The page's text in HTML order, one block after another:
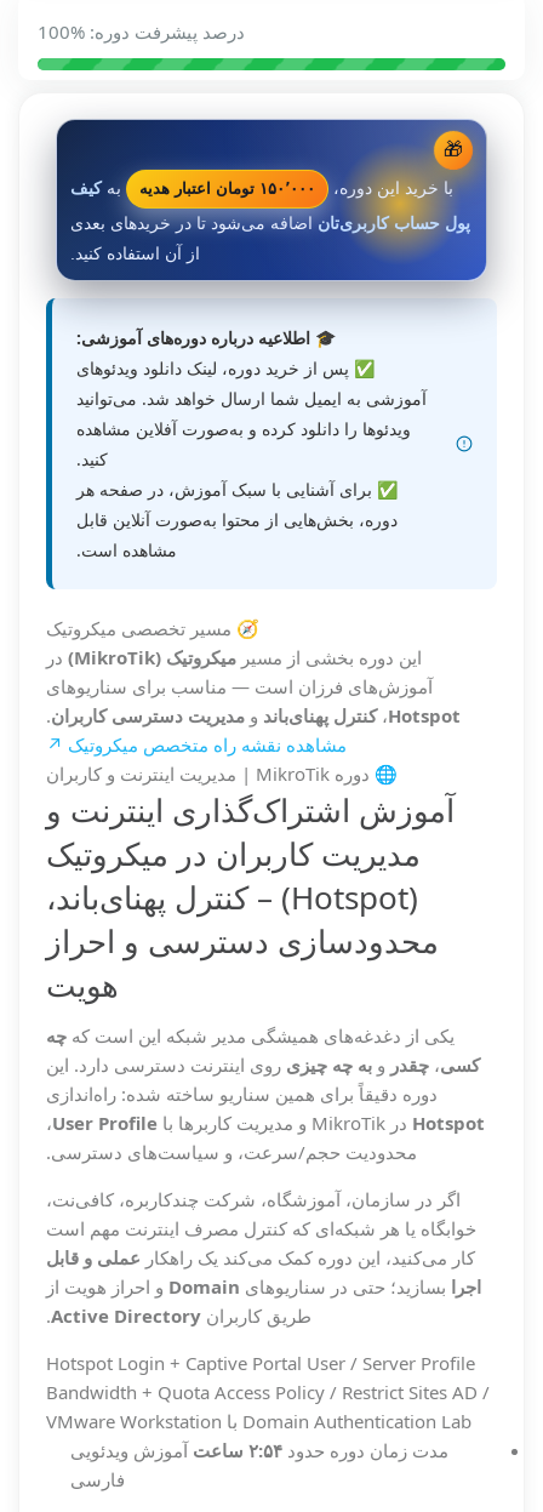
درصد پیشرفت دوره: %100
🎁
با خرید این دوره، ۱۵۰٬۰۰۰ تومان اعتبار هدیه بهکیف
پول حساب کاربری‌تاناضافه می‌شود تا در خریدهای بعدی
از آن استفاده کنید.
🎓 اطلاعیه درباره دوره‌های آموزشی:
✅ پس از خرید دوره، لینک دانلود ویدئوهای
آموزشی به ایمیل شما ارسال خواهد شد. می‌توانید
ویدئوها را دانلود کرده و به‌صورت آفلاین مشاهده
کنید.
✅ برای آشنایی با سبک آموزش، در صفحه هر
دوره، بخش‌هایی از محتوا به‌صورت آنلاین قابل
مشاهده است.
🧭 مسیر تخصصی میکروتیک
این دوره بخشی از مسیرمیکروتیک (MikroTik)
در
آموزش‌های فرزان است — مناسب برای سناریوهای
Hotspot،کنترل پهنای‌باند ومدیریت دسترسی کاربران.
مشاهده نقشه راه متخصص میکروتیک ↗
🌐 دوره MikroTik | مدیریت اینترنت و کاربران
آموزش اشتراک‌گذاری اینترنت و
مدیریت کاربران در میکروتیک
(Hotspot) – کنترل پهنای‌باند،
محدودسازی دسترسی و احراز
هویت
یکی از دغدغه‌های همیشگی مدیر شبکه این است کهچه
کسی،چقدر وبه چه چیزی روی اینترنت دسترسی دارد. این
دوره دقیقاً برای همین سناریو ساخته شده: راه‌اندازی
Hotspot در MikroTik و مدیریت کاربرها با User Profile،
محدودیت حجم/سرعت، و سیاست‌های دسترسی.
اگر در سازمان، آموزشگاه، شرکت چندکاربره، کافی‌نت،
خوابگاه یا هر شبکه‌ای که کنترل مصرف اینترنت مهم است
کار می‌کنید، این دوره کمک می‌کند یک راهکار عملی و قابل
اجرا بسازید؛ حتی در سناریوهای Domain و احراز هویت از
طریق کاربرانActive Directory
.
Hotspot Login + Captive Portal User / Server Profile
Bandwidth + Quota Access Policy / Restrict Sites AD /
Domain Authentication Lab با VMware Workstation
مدت زمان دوره حدود۲:۵۴ ساعت
آموزش ویدئویی
فارسی